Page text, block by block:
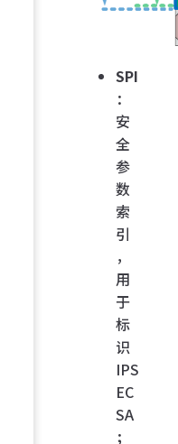
SPI
：
安
全
参
数
索
引
，
用
于
标
识
IPS
EC
SA
；